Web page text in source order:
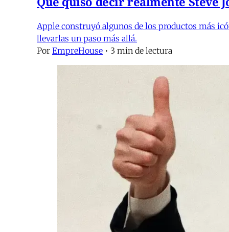
Apple construyó algunos de los productos más
llevarlas un paso más allá.
Por EmpreHouse • 3 min de lectura